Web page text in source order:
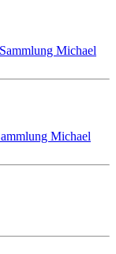
Michael
Michael